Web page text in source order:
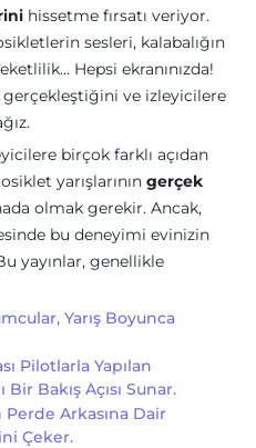
hissetme fırsatı veriyor.
sesleri, kalabalığın
Hepsi ekranınızda!
gerçekleştiğini ve izleyicilere
birçok farklı açıdan
yarışlarının gerçek
olmak gerekir. Ancak,
bu deneyimi evinizin
yayınlar, genellikle
Yarış Boyunca
Pilotlarla Yapılan
Bakış Açısı Sunar.
Perde Arkasına Dair
Çeker.